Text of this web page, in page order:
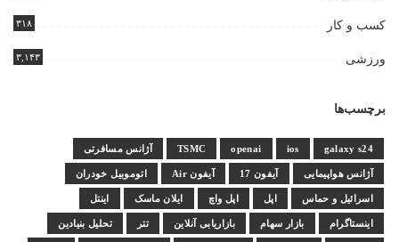
کسب و کار ۳۱۸
ورزشی ۳,۱۴۳
برچسب‌ها
galaxy s24
ios
openai
TSMC آژانس مسافرتی
آژانس هواپیمایی آیفون 17 آیفون Air اتوموبیل خودران
اسرائیل و حماس اپل اپل واچ ایلان ماسک اینتل
اینستاگرام بازار سهام بازاریابی آنلاین تتر تحلیل بنیادین